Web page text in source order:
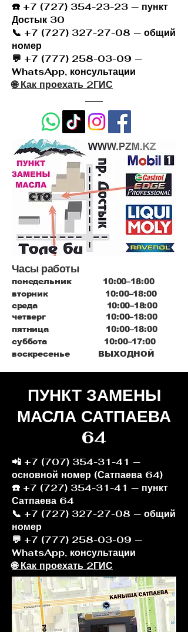
☎️ +7 (727) 354-23-23 — пункт
Достык 30
📞 +7 (727) 327-27-08 — общий
номер
💬 +7 (777) 258-03-09 —
WhatsApp, консультации
🌐 Как проехать 2ГИС
Часы работы
понедельник 10:00–18:00
вторник 10:00–18:00
среда 10:00–18:00
четверг 10:00–18:00
пятница 10:00–18:00
суббота 10:00–17:00
воскресенье ВЫХОДНОЙ
ПУНКТ ЗАМЕНЫ
МАСЛА САТПАЕВА
64
📲 +7 (707) 354-31-41 —
основной номер (Сатпаева 64)
☎️ +7 (727) 354-31-41 — пункт
Сатпаева 64
📞 +7 (727) 327-27-08 — общий
номер
💬 +7 (777) 258-03-09 —
WhatsApp, консультации
🌐 Как проехать 2ГИС